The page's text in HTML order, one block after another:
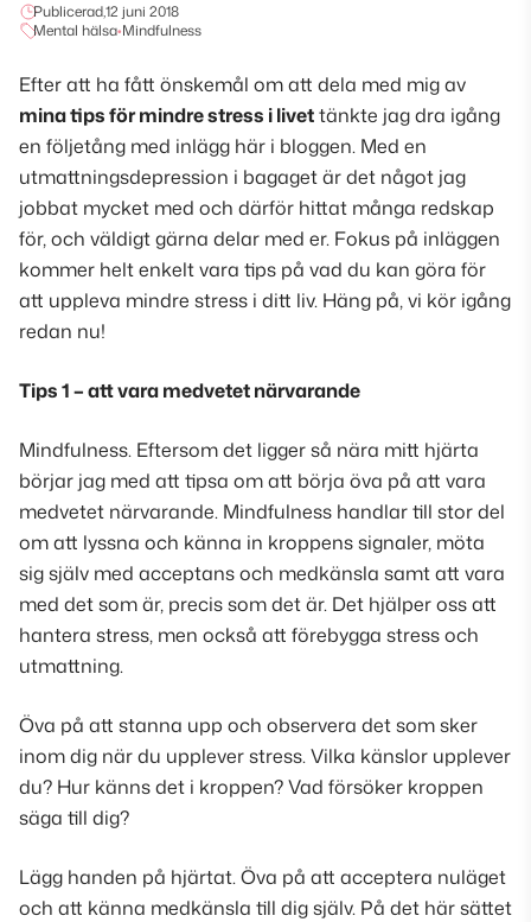
Publicerad,12 juni 2018
Mental hälsa•Mindfulness
Efter att ha fått önskemål om att dela med mig av
mina tips för mindre stress i livettänkte jag dra igång
en följetång med inlägg här i bloggen. Med en
utmattningsdepression i bagaget är det något jag
jobbat mycket med och därför hittat många redskap
för, och väldigt gärna delar med er. Fokus på inläggen
kommer helt enkelt vara tips på vad du kan göra för
att uppleva mindre stress i ditt liv. Häng på, vi kör igång
redan nu!
Tips 1 – att vara medvetet närvarande
Mindfulness. Eftersom det ligger så nära mitt hjärta
börjar jag med att tipsa om att börja öva på att vara
medvetet närvarande. Mindfulness handlar till stor del
om att lyssna och känna in kroppens signaler, möta
sig själv med acceptans och medkänsla samt att vara
med det som är, precis som det är. Det hjälper oss att
hantera stress, men också att förebygga stress och
utmattning.
Öva på att stanna upp och observera det som sker
inom dig när du upplever stress. Vilka känslor upplever
du? Hur känns det i kroppen? Vad försöker kroppen
säga till dig?
Lägg handen på hjärtat. Öva på att acceptera nuläget
och att känna medkänsla till dig själv. På det här sättet